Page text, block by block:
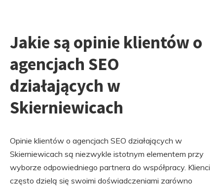
Jakie są opinie klientów o
agencjach SEO
działających w
Skierniewicach
Opinie klientów o agencjach SEO działających w
Skierniewicach są niezwykle istotnym elementem przy
wyborze odpowiedniego partnera do współpracy. Klienci
często dzielą się swoimi doświadczeniami zarówno